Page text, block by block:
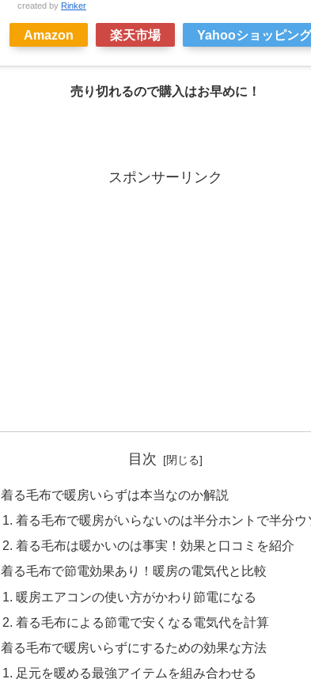
created by Rinker
Amazon 楽天市場 Yahooショッピング
売り切れるので購入はお早めに！
スポンサーリンク
目次
着る毛布で暖房いらずは本当なのか解説
着る毛布で暖房がいらないのは半分ホントで半分ウ
着る毛布は暖かいのは事実！効果と口コミを紹介
着る毛布で節電効果あり！暖房の電気代と比較
暖房エアコンの使い方がかわり節電になる
着る毛布による節電で安くなる電気代を計算
着る毛布で暖房いらずにするための効果な方法
足元を暖める最強アイテムを組み合わせる